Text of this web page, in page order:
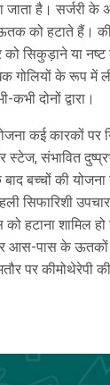
है। सर्जरी के
को हटाते हैं।
सिकुड़ाने या नष्ट
गोलियों के रूप में
दोनों द्वारा।
कई कारकों पर
संभावित
बच्चों की योजना
सिफारिशी
हटाना शामिल हो
आस-पास के ऊतकों
पर कीमोथेरेपी